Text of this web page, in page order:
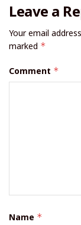
Leave a
Your email
marked *
Comment *
Name *